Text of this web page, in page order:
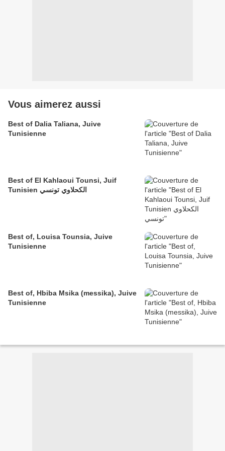
Vous aimerez aussi
Best of Dalia Taliana, Juive
Tunisienne
Best of El Kahlaoui Tounsi, Juif
Tunisien الكحلاوي تونسي
Best of, Louisa Tounsia, Juive
Tunisienne
Best of, Hbiba Msika (messika), Juive
Tunisienne